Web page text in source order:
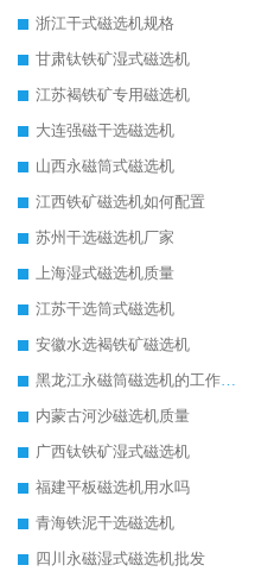
浙江干式磁选机规格
甘肃钛铁矿湿式磁选机
江苏褐铁矿专用磁选机
大连强磁干选磁选机
山西永磁筒式磁选机
江西铁矿磁选机如何配置
苏州干选磁选机厂家
上海湿式磁选机质量
江苏干选筒式磁选机
安徽水选褐铁矿磁选机
黑龙江永磁筒磁选机的工作原理
内蒙古河沙磁选机质量
广西钛铁矿湿式磁选机
福建平板磁选机用水吗
青海铁泥干选磁选机
四川永磁湿式磁选机批发